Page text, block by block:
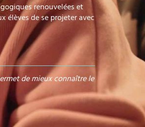
renouvelées et
élèves de se projeter avec
de mieux connaître le